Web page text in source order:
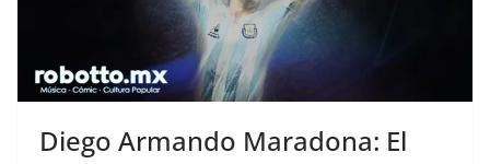
Diego Armando Maradona: El